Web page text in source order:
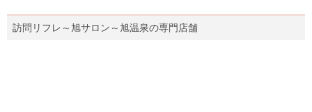
訪問リフレ～旭サロン～旭温泉の専門店舗